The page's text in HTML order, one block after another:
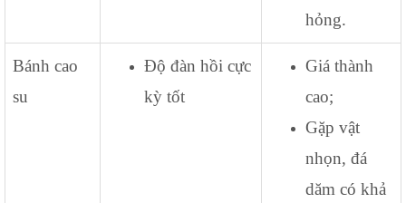
hỏng.
Bánh cao
su
Độ đàn hồi cực
kỳ tốt
Giá thành
cao;
Gặp vật
nhọn, đá
dăm có khả